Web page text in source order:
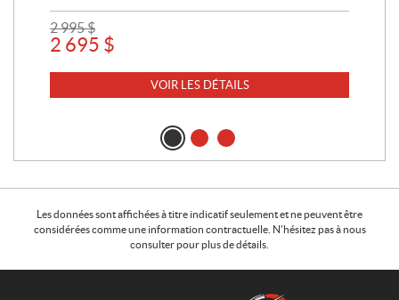
2 995$
2 695 $
VOIR LES DÉTAILS
Les données sont affichées à titre indicatif seulement et ne peuvent être
considérées comme une information contractuelle. N'hésitez pas à nous
consulter pour plus de détails.